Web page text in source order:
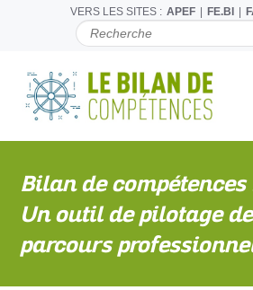
VERS LES SITES : APEF FE.BI
C
E
C
H
A
R
Bilan de compétences
Un outil de pilotage
parcours